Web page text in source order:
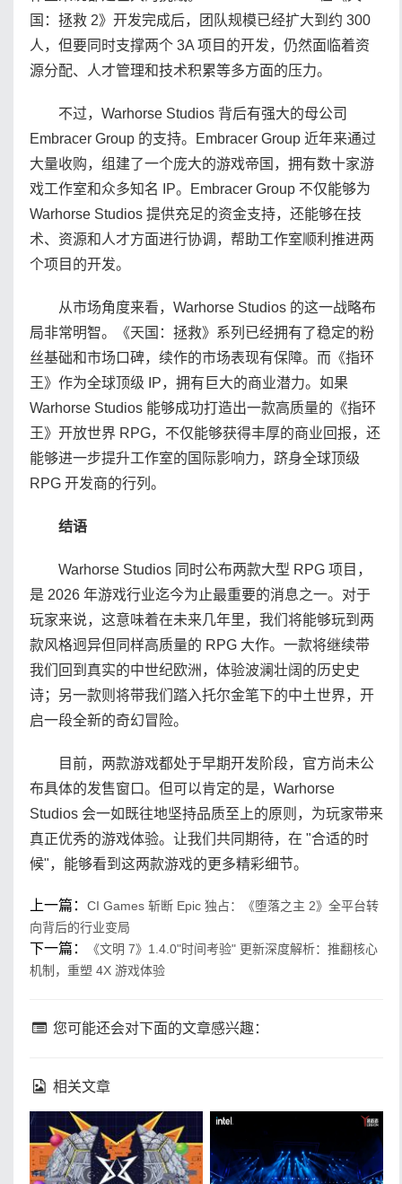
国：拯救 2》开发完成后，团队规模已经扩大到约 300
人，但要同时支撑两个 3A 项目的开发，仍然面临着资
源分配、人才管理和技术积累等多方面的压力。
不过，Warhorse Studios 背后有强大的母公司
Embracer Group 的支持。Embracer Group 近年来通过
大量收购，组建了一个庞大的游戏帝国，拥有数十家游
戏工作室和众多知名 IP。Embracer Group 不仅能够为
Warhorse Studios 提供充足的资金支持，还能够在技
术、资源和人才方面进行协调，帮助工作室顺利推进两
个项目的开发。
从市场角度来看，Warhorse Studios 的这一战略布
局非常明智。《天国：拯救》系列已经拥有了稳定的粉
丝基础和市场口碑，续作的市场表现有保障。而《指环
王》作为全球顶级 IP，拥有巨大的商业潜力。如果
Warhorse Studios 能够成功打造出一款高质量的《指环
王》开放世界 RPG，不仅能够获得丰厚的商业回报，还
能够进一步提升工作室的国际影响力，跻身全球顶级
RPG 开发商的行列。
结语
Warhorse Studios 同时公布两款大型 RPG 项目，
是 2026 年游戏行业迄今为止最重要的消息之一。对于
玩家来说，这意味着在未来几年里，我们将能够玩到两
款风格迥异但同样高质量的 RPG 大作。一款将继续带
我们回到真实的中世纪欧洲，体验波澜壮阔的历史史
诗；另一款则将带我们踏入托尔金笔下的中土世界，开
启一段全新的奇幻冒险。
目前，两款游戏都处于早期开发阶段，官方尚未公
布具体的发售窗口。但可以肯定的是，Warhorse
Studios 会一如既往地坚持品质至上的原则，为玩家带来
真正优秀的游戏体验。让我们共同期待，在 "合适的时
候"，能够看到这两款游戏的更多精彩细节。
上一篇： CI Games 斩断 Epic 独占：《堕落之主 2》全平台转
向背后的行业变局
下一篇：
《文明 7》1.4.0"时间考验" 更新深度解析：推翻核心
机制，重塑 4X 游戏体验
您可能还会对下面的文章感兴趣：
相关文章